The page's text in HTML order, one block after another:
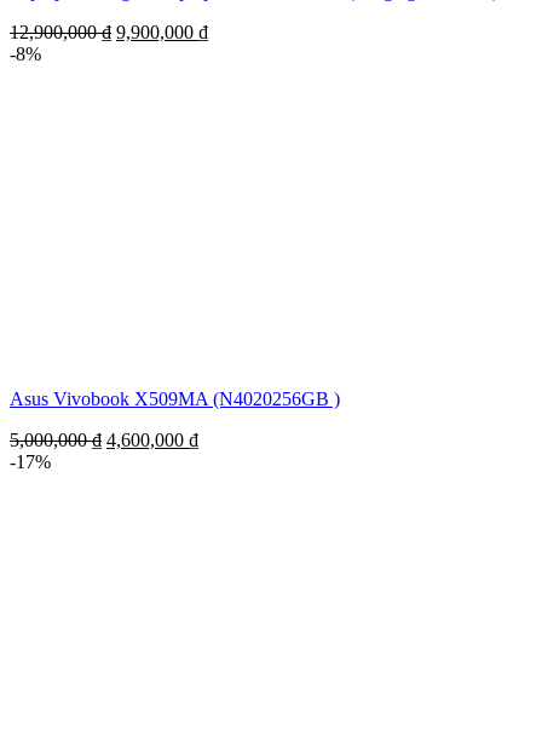
12,900,000₫ 9,900,000 ₫
-8%
Asus Vivobook X509MA (N4020256GB )
5,000,000₫ 4,600,000 ₫
-17%